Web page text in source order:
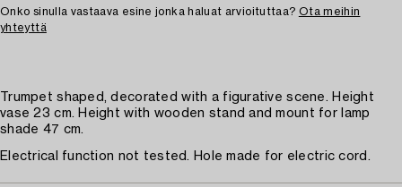
Onko sinulla vastaava esine jonka haluat arvioituttaa? Ota meihin
yhteyttä
Trumpet shaped, decorated with a figurative scene. Height
vase 23 cm. Height with wooden stand and mount for lamp
shade 47 cm.
Electrical function not tested. Hole made for electric cord.